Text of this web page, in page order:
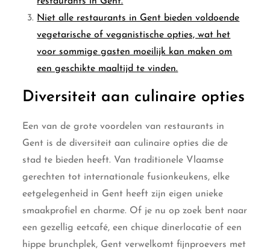
Niet alle restaurants in Gent bieden voldoende
vegetarische of veganistische opties, wat het
voor sommige gasten moeilijk kan maken om
een geschikte maaltijd te vinden.
Diversiteit aan culinaire opties
Een van de grote voordelen van restaurants in
Gent is de diversiteit aan culinaire opties die de
stad te bieden heeft. Van traditionele Vlaamse
gerechten tot internationale fusionkeukens, elke
eetgelegenheid in Gent heeft zijn eigen unieke
smaakprofiel en charme. Of je nu op zoek bent naar
een gezellig eetcafé, een chique dinerlocatie of een
hippe brunchplek, Gent verwelkomt fijnproevers met